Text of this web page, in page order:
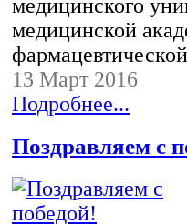
медицинского
медицинской
13 Март 2016
Подробнее...
Поздравляем с